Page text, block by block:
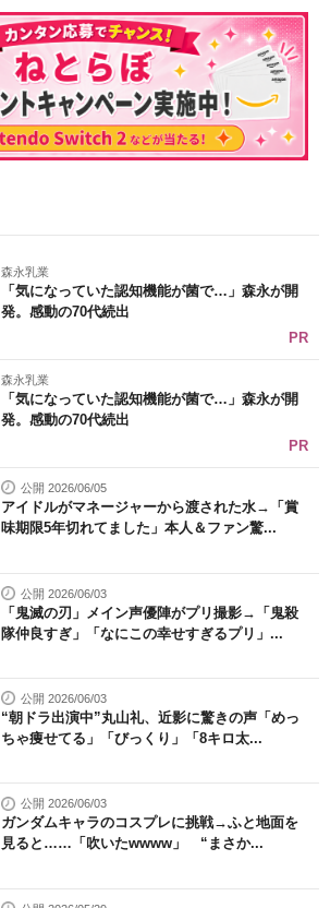
森永乳業
「気になっていた認知機能が菌で…」森永が開
発。感動の70代続出
PR
森永乳業
「気になっていた認知機能が菌で…」森永が開
発。感動の70代続出
PR
公開 2026/06/05
アイドルがマネージャーから渡された水→「賞
味期限5年切れてました」本人＆ファン驚...
公開 2026/06/03
「鬼滅の刃」メイン声優陣がプリ撮影→「鬼殺
隊仲良すぎ」「なにこの幸せすぎるプリ」...
公開 2026/06/03
“朝ドラ出演中”丸山礼、近影に驚きの声「めっ
ちゃ痩せてる」「びっくり」「8キロ太...
公開 2026/06/03
ガンダムキャラのコスプレに挑戦→ふと地面を
見ると……「吹いたwwww」 “まさか...